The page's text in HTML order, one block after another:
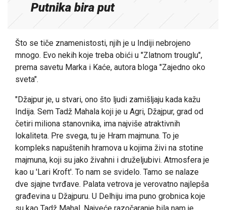
Putnika bira put
Što se tiče znamenistosti, njih je u Indiji nebrojeno
mnogo. Evo nekih koje treba obići u "Zlatnom trouglu",
prema savetu Marka i Kaće, autora bloga "Zajedno oko
sveta".
"Džajpur je, u stvari, ono što ljudi zamišljaju kada kažu
Indija. Sem Tadž Mahala koji je u Agri, Džajpur, grad od
četiri miliona stanovnika, ima najviše atraktivnih
lokaliteta. Pre svega, tu je Hram majmuna. To je
kompleks napuštenih hramova u kojima živi na stotine
majmuna, koji su jako živahni i druželjubivi. Atmosfera je
kao u 'Lari Kroft'. To nam se svidelo. Tamo se nalaze
dve sjajne tvrđave. Palata vetrova je verovatno najlepša
građevina u Džajpuru. U Delhiju ima puno grobnica koje
su kao Tadž Mahal. Najveće razočaranje bila nam je